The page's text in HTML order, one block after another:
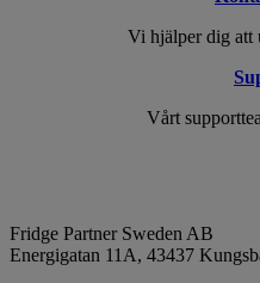
Vi hjälper dig att
Vårt
Fridge Partner Sweden AB
Energigatan 11A, 43437